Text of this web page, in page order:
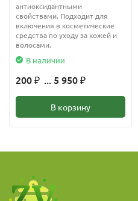
антиоксидантными
свойствами. Подходит для
включения в косметические
средства по уходу за кожей и
волосами.
В наличии
200 ₽ ... 5 950 ₽
В корзину